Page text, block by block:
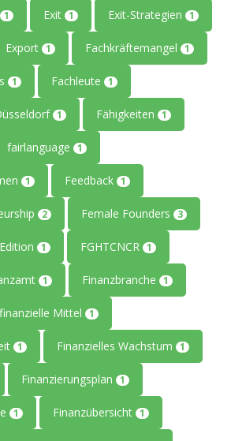
1 Exit 1 Exit-Strategien 1
Export 1 Fachkräftemangel 1
1 Fachleute 1
1 Fähigkeiten 1
fairlanguage 1
1 Feedback 1
2 Female Founders 3
1 FGHTCNCR 1
1 Finanzbranche 1
finanzielle Mittel 1
1 Finanzielles Wachstum 1
Finanzierungsplan 1
1 Finanzübersicht 1